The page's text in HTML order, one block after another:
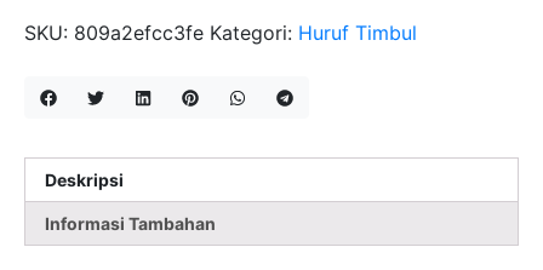
PHHGROUP
SKU: 809a2efcc3fe Kategori: Huruf Timbul
Deskripsi
Informasi Tambahan